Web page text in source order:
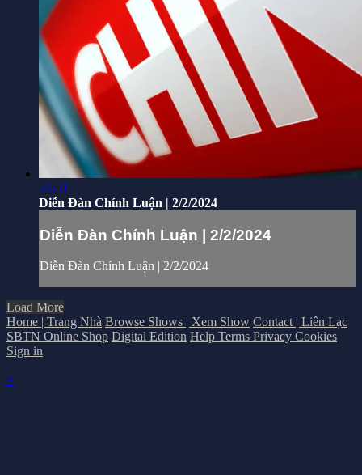
24:51
Diễn Đàn Chính Luận | 2/2/2024
Diễn Đàn Chính Luận | 2/2/2024
Diễn Đàn Chính Luận | 2/2/2024
Load More
Home | Trang Nhà Browse Shows | Xem Show Contact | Liên Lạc
SBTN Online Shop Digital Edition Help Terms Privacy Cookies
Sign in
×